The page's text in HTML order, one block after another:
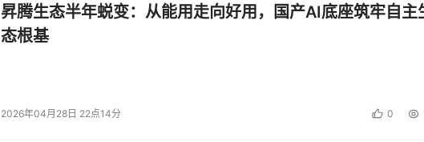
昇腾生态半年蜕变：从能用走向好用，国产AI底座筑牢自主
态根基
2026年04月28日 22点14分 0